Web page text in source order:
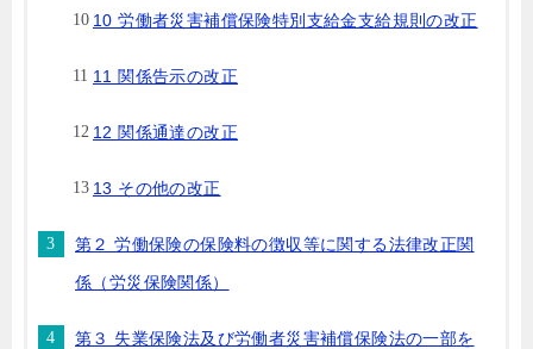
10 労働者災害補償保険特別支給金支給規則の改正
11 関係告示の改正
12 関係通達の改正
13 その他の改正
第２ 労働保険の保険料の徴収等に関する法律改正関
係（労災保険関係）
第３ 失業保険法及び労働者災害補償保険法の一部を